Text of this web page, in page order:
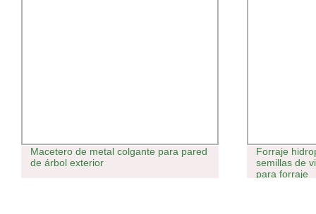
Macetero de metal colgante para pared
de árbol exterior
Forraje
semillas de
para forraje